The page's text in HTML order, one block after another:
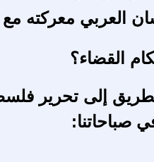
العربي معركته مع
القضاء؟
إلى تحرير
صباحاتنا: